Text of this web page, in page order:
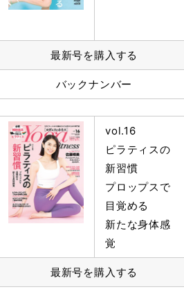
最新号を購入する
バックナンバー
vol.16
ピラティスの
新習慣
プロップスで
目覚める
新たな身体感
覚
最新号を購入する